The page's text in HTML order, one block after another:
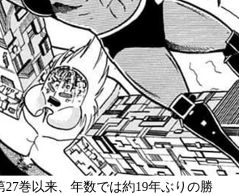
27巻以来、年数では約19年ぶりの勝